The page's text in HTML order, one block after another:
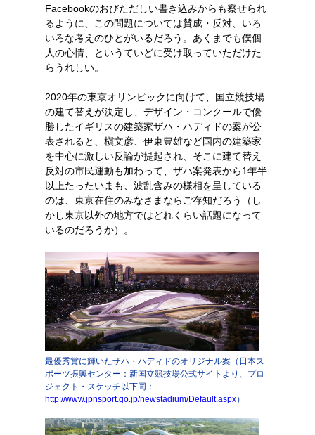
Facebookのおびただしい書き込みからも察せられ
るように、この問題については賛成・反対、いろ
いろな考えのひとがいるだろう。あくまでも僕個
人の心情、というていどに受け取っていただけた
らうれしい。
2020年の東京オリンピックに向けて、国立競技場
の建て替えが決定し、デザイン・コンクールで優
勝したイギリスの建築家ザハ・ハディドの案が公
表されると、槇文彦、伊東豊雄など国内の建築家
を中心に激しい反論が提起され、そこに建て替え
反対の市民運動も加わって、ザハ案発表から1年半
以上たったいまも、波乱含みの様相を呈している
のは、東京在住のみなさまならご存知だろう（し
かし東京以外の地方ではどれくらい話題になって
いるのだろうか）。
最優秀賞に輝いたザハ・ハディドのオリジナル案（日本ス
ポーツ振興センター：新国立競技場公式サイトより、プロ
ジェクト・スケッチ以下同：
http://www.jpnsport.go.jp/newstadium/Default.aspx）